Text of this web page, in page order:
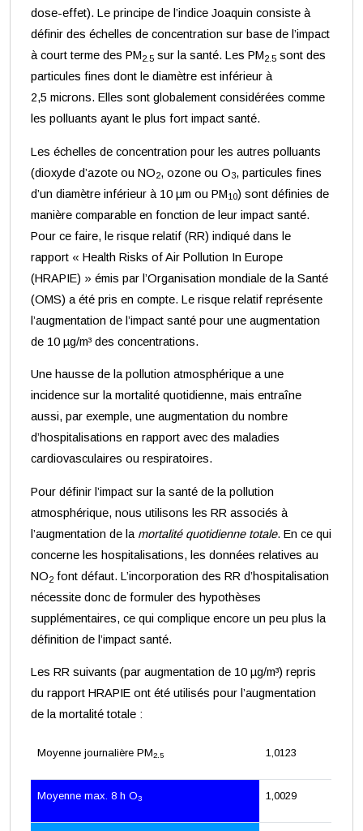
dose-effet). Le principe de l’indice Joaquin consiste à
définir des échelles de concentration sur base de l’impact
à court terme des PM2.5 sur la santé. Les PM2.5 sont des
particules fines dont le diamètre est inférieur à
2,5 microns. Elles sont globalement considérées comme
les polluants ayant le plus fort impact santé.
Les échelles de concentration pour les autres polluants
(dioxyde d’azote ou NO2, ozone ou O3, particules fines
d’un diamètre inférieur à 10 µm ou PM10) sont définies de
manière comparable en fonction de leur impact santé.
Pour ce faire, le risque relatif (RR) indiqué dans le
rapport « Health Risks of Air Pollution In Europe
(HRAPIE) » émis par l’Organisation mondiale de la Santé
(OMS) a été pris en compte. Le risque relatif représente
l’augmentation de l’impact santé pour une augmentation
de 10 µg/m³ des concentrations.
Une hausse de la pollution atmosphérique a une
incidence sur la mortalité quotidienne, mais entraîne
aussi, par exemple, une augmentation du nombre
d’hospitalisations en rapport avec des maladies
cardiovasculaires ou respiratoires.
Pour définir l’impact sur la santé de la pollution
atmosphérique, nous utilisons les RR associés à
l’augmentation de la mortalité quotidienne totale. En ce qui
concerne les hospitalisations, les données relatives au
NO2 font défaut. L’incorporation des RR d’hospitalisation
nécessite donc de formuler des hypothèses
supplémentaires, ce qui complique encore un peu plus la
définition de l’impact santé.
Les RR suivants (par augmentation de 10 µg/m³) repris
du rapport HRAPIE ont été utilisés pour l’augmentation
de la mortalité totale :
Moyenne journalière PM2.5 1,0123
Moyenne max. 8 h O3 1,0029